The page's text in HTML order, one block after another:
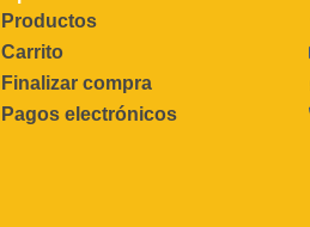
Productos
Carrito
Finalizar compra
Pagos electrónicos